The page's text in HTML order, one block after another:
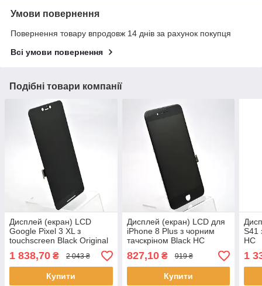
Умови повернення
Повернення товару впродовж 14 днів за рахунок покупця
Всі умови повернення
Подібні товари компанії
Дисплей (екран) LCD
Google Pixel 3 XL з
touchscreen Black Original
1 838,70 ₴ 2 043 ₴
Купити
Дисплей (екран) LCD для
iPhone 8 Plus з чорним
тачскріном Black HC
827,10₴ 919 ₴
Купити
S41
HC
1